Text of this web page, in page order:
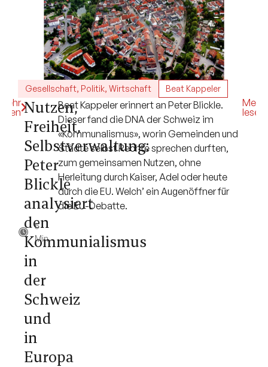
Gesellschaft, Politik, Wirtschaft Beat Kappeler
5
Min.
Nutzen,
Freiheit,
Selbstverwaltung:
Peter
Blickle
analysiert
den
Kommunialismus
in
der
Schweiz
und
in
Europa
Beat Kappeler erinnert an Peter Blickle.
Dieser fand die DNA der Schweiz im
«Kommunalismus», worin Gemeinden und
Städte selbst Rechte sprechen durften,
zum gemeinsamen Nutzen, ohne
Herleitung durch Kaiser, Adel oder heute
durch die EU. Welch’ ein Augenöffner für
die EU-Debatte.
Mehr
lesen